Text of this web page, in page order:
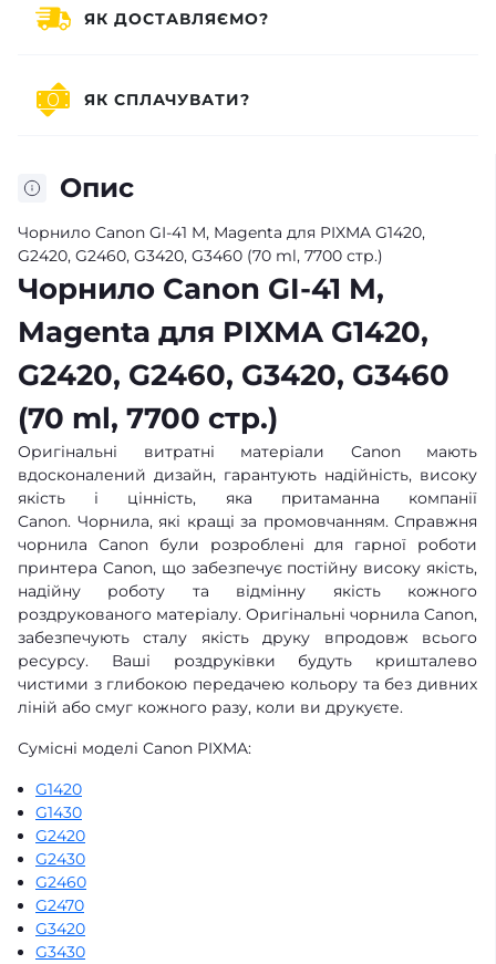
Опис
Чорнило Canon GI-41 M, Magenta для PIXMA G1420,
G2420, G2460, G3420, G3460 (70 ml, 7700 стр.)
Чорнило Canon GI-41 M,
Magenta для PIXMA G1420,
G2420, G2460, G3420, G3460
(70 ml, 7700 стр.)
Оригінальні витратні матеріали Canon мають
вдосконалений дизайн, гарантують надійність, високу
якість і цінність, яка притаманна компанії
Canon. Чорнила, які кращі за промовчанням. Справжня
чорнила Canon були розроблені для гарної роботи
принтера Canon, що забезпечує постійну високу якість,
надійну роботу та відмінну якість кожного
роздрукованого матеріалу. Оригінальні чорнила Canon,
забезпечують сталу якість друку впродовж всього
ресурсу. Ваші роздруківки будуть кришталево
чистими з глибокою передачею кольору та без дивних
ліній або смуг кожного разу, коли ви друкуєте.
Сумісні моделі Canon PIXMA:
G1420
G1430
G2420
G2430
G2460
G2470
G3420
G3430
ЯК ДОСТАВЛЯЄМО?
ЯК СПЛАЧУВАТИ?